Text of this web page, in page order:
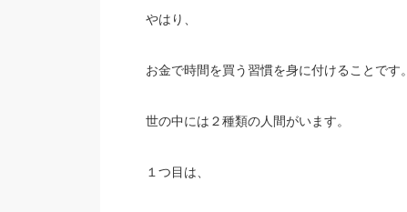
やはり、
お金で時間を買う習慣を身に付けることです。
世の中には２種類の人間がいます。
１つ目は、